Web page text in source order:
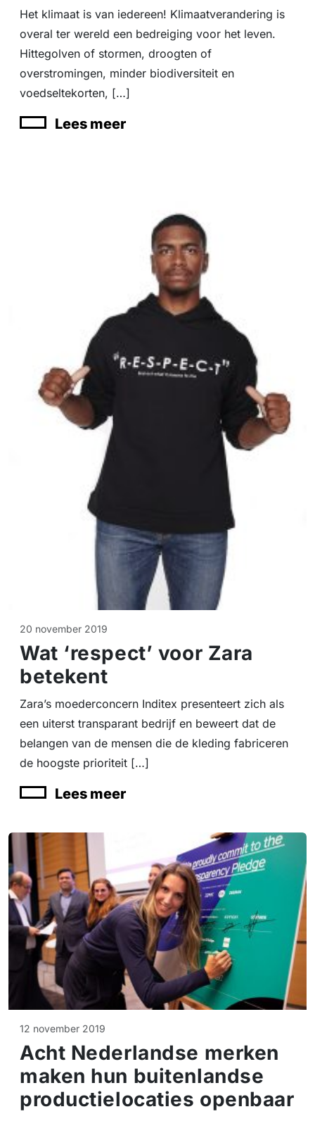
Het klimaat is van iedereen! Klimaatverandering is
overal ter wereld een bedreiging voor het leven.
Hittegolven of stormen, droogten of
overstromingen, minder biodiversiteit en
voedseltekorten, […]
Lees meer
20 november 2019
Wat ‘respect’ voor Zara
betekent
Zara’s moederconcern Inditex presenteert zich als
een uiterst transparant bedrijf en beweert dat de
belangen van de mensen die de kleding fabriceren
de hoogste prioriteit […]
Lees meer
12 november 2019
Acht Nederlandse merken
maken hun buitenlandse
productielocaties openbaar